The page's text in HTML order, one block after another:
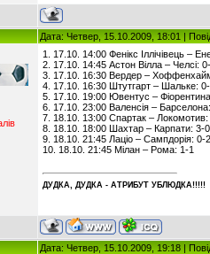
Дата: Четвер, 15.10.2009, 18:01 |
1. 17.10. 14:00 Фенікс Іллічівець –
2. 17.10. 14:45 Астон Вілла – Челсі:
3. 17.10. 16:30 Вердер –
4. 17.10. 16:30 Штутгарт – Шальке:
5. 17.10. 19:00 Ювентус –
6. 17.10. 23:00 Валенсія –
7. 18.10. 13:00 Спартак –
8. 18.10. 18:00 Шахтар – Карпати: 3-0
9. 18.10. 21:45 Лаціо – Сампдорія: 0-2
10. 18.10. 21:45 Мілан – Рома: 1-1
ДУДКА, ДУДКА - АТРИБУT УБЛЮДКА!!!!!
Дата: Четвер, 15.10.2009, 19:18 |